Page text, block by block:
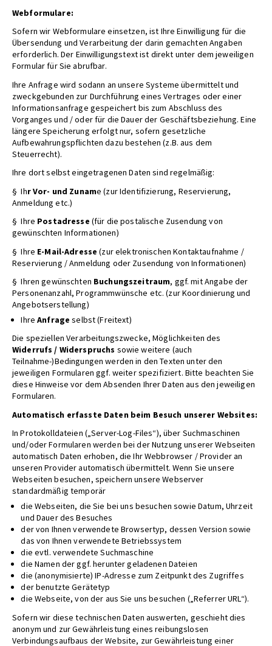
Webformulare:
Sofern wir Webformulare einsetzen, ist Ihre Einwilligung für die
Übersendung und Verarbeitung der darin gemachten Angaben
erforderlich. Der Einwilligungstext ist direkt unter dem jeweiligen
Formular für Sie abrufbar.
Ihre Anfrage wird sodann an unsere Systeme übermittelt und
zweckgebunden zur Durchführung eines Vertrages oder einer
Informationsanfrage gespeichert bis zum Abschluss des
Vorganges und / oder für die Dauer der Geschäftsbeziehung. Eine
längere Speicherung erfolgt nur, sofern gesetzliche
Aufbewahrungspflichten dazu bestehen (z.B. aus dem
Steuerrecht).
Ihre dort selbst eingetragenen Daten sind regelmäßig:
§ Ihr Vor- und Zuname (zur Identifizierung, Reservierung,
Anmeldung etc.)
§ Ihre Postadresse (für die postalische Zusendung von
gewünschten Informationen)
§ Ihre E-Mail-Adresse (zur elektronischen Kontaktaufnahme /
Reservierung / Anmeldung oder Zusendung von Informationen)
§ Ihren gewünschten Buchungszeitraum, ggf. mit Angabe der
Personenanzahl, Programmwünsche etc. (zur Koordinierung und
Angebotserstellung)
IhreAnfrage selbst (Freitext)
Die speziellen Verarbeitungszwecke, Möglichkeiten des
Widerrufs / Widerspruchs sowie weitere (auch
Teilnahme-)Bedingungen werden in den Texten unter den
jeweiligen Formularen ggf. weiter spezifiziert. Bitte beachten Sie
diese Hinweise vor dem Absenden Ihrer Daten aus den jeweiligen
Formularen.
Automatisch erfasste Daten beim Besuch unserer Websites:
In Protokolldateien („Server-Log-Files“), über Suchmaschinen
und/oder Formularen werden bei der Nutzung unserer Webseiten
automatisch Daten erhoben, die Ihr Webbrowser / Provider an
unseren Provider automatisch übermittelt. Wenn Sie unsere
Webseiten besuchen, speichern unsere Webserver
standardmäßig temporär
die Webseiten, die Sie bei uns besuchen sowie Datum, Uhrzeit
und Dauer des Besuches
der von Ihnen verwendete Browsertyp, dessen Version sowie
das von Ihnen verwendete Betriebssystem
die evtl. verwendete Suchmaschine
die Namen der ggf. herunter geladenen Dateien
die (anonymisierte) IP-Adresse zum Zeitpunkt des Zugriffes
der benutzte Gerätetyp
die Webseite, von der aus Sie uns besuchen („Referrer URL“).
Sofern wir diese technischen Daten auswerten, geschieht dies
anonym und zur Gewährleistung eines reibungslosen
Verbindungsaufbaus der Website, zur Gewährleistung einer